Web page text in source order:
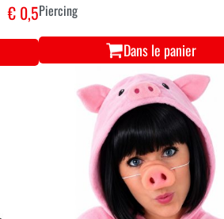
€ 0,5Piercing
Dans le panier